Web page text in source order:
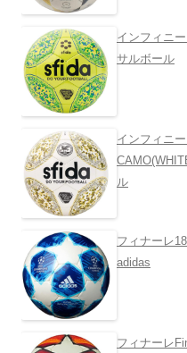
インフィニ
サルボール
インフィニ
ル
フィナーレ
adidas
フィナーレ